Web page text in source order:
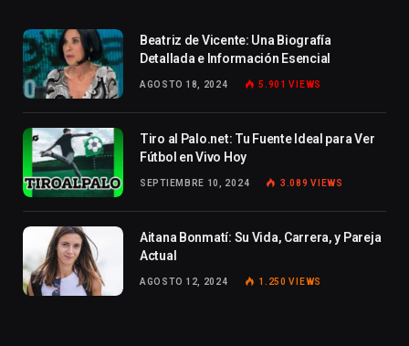
Beatriz de Vicente: Una Biografía
Detallada e Información Esencial
AGOSTO 18, 2024 5.901VIEWS
Tiro al Palo.net: Tu Fuente Ideal para Ver
Fútbol en Vivo Hoy
SEPTIEMBRE 10, 2024 3.089VIEWS
Aitana Bonmatí: Su Vida, Carrera, y Pareja
Actual
AGOSTO 12, 2024 1.250VIEWS